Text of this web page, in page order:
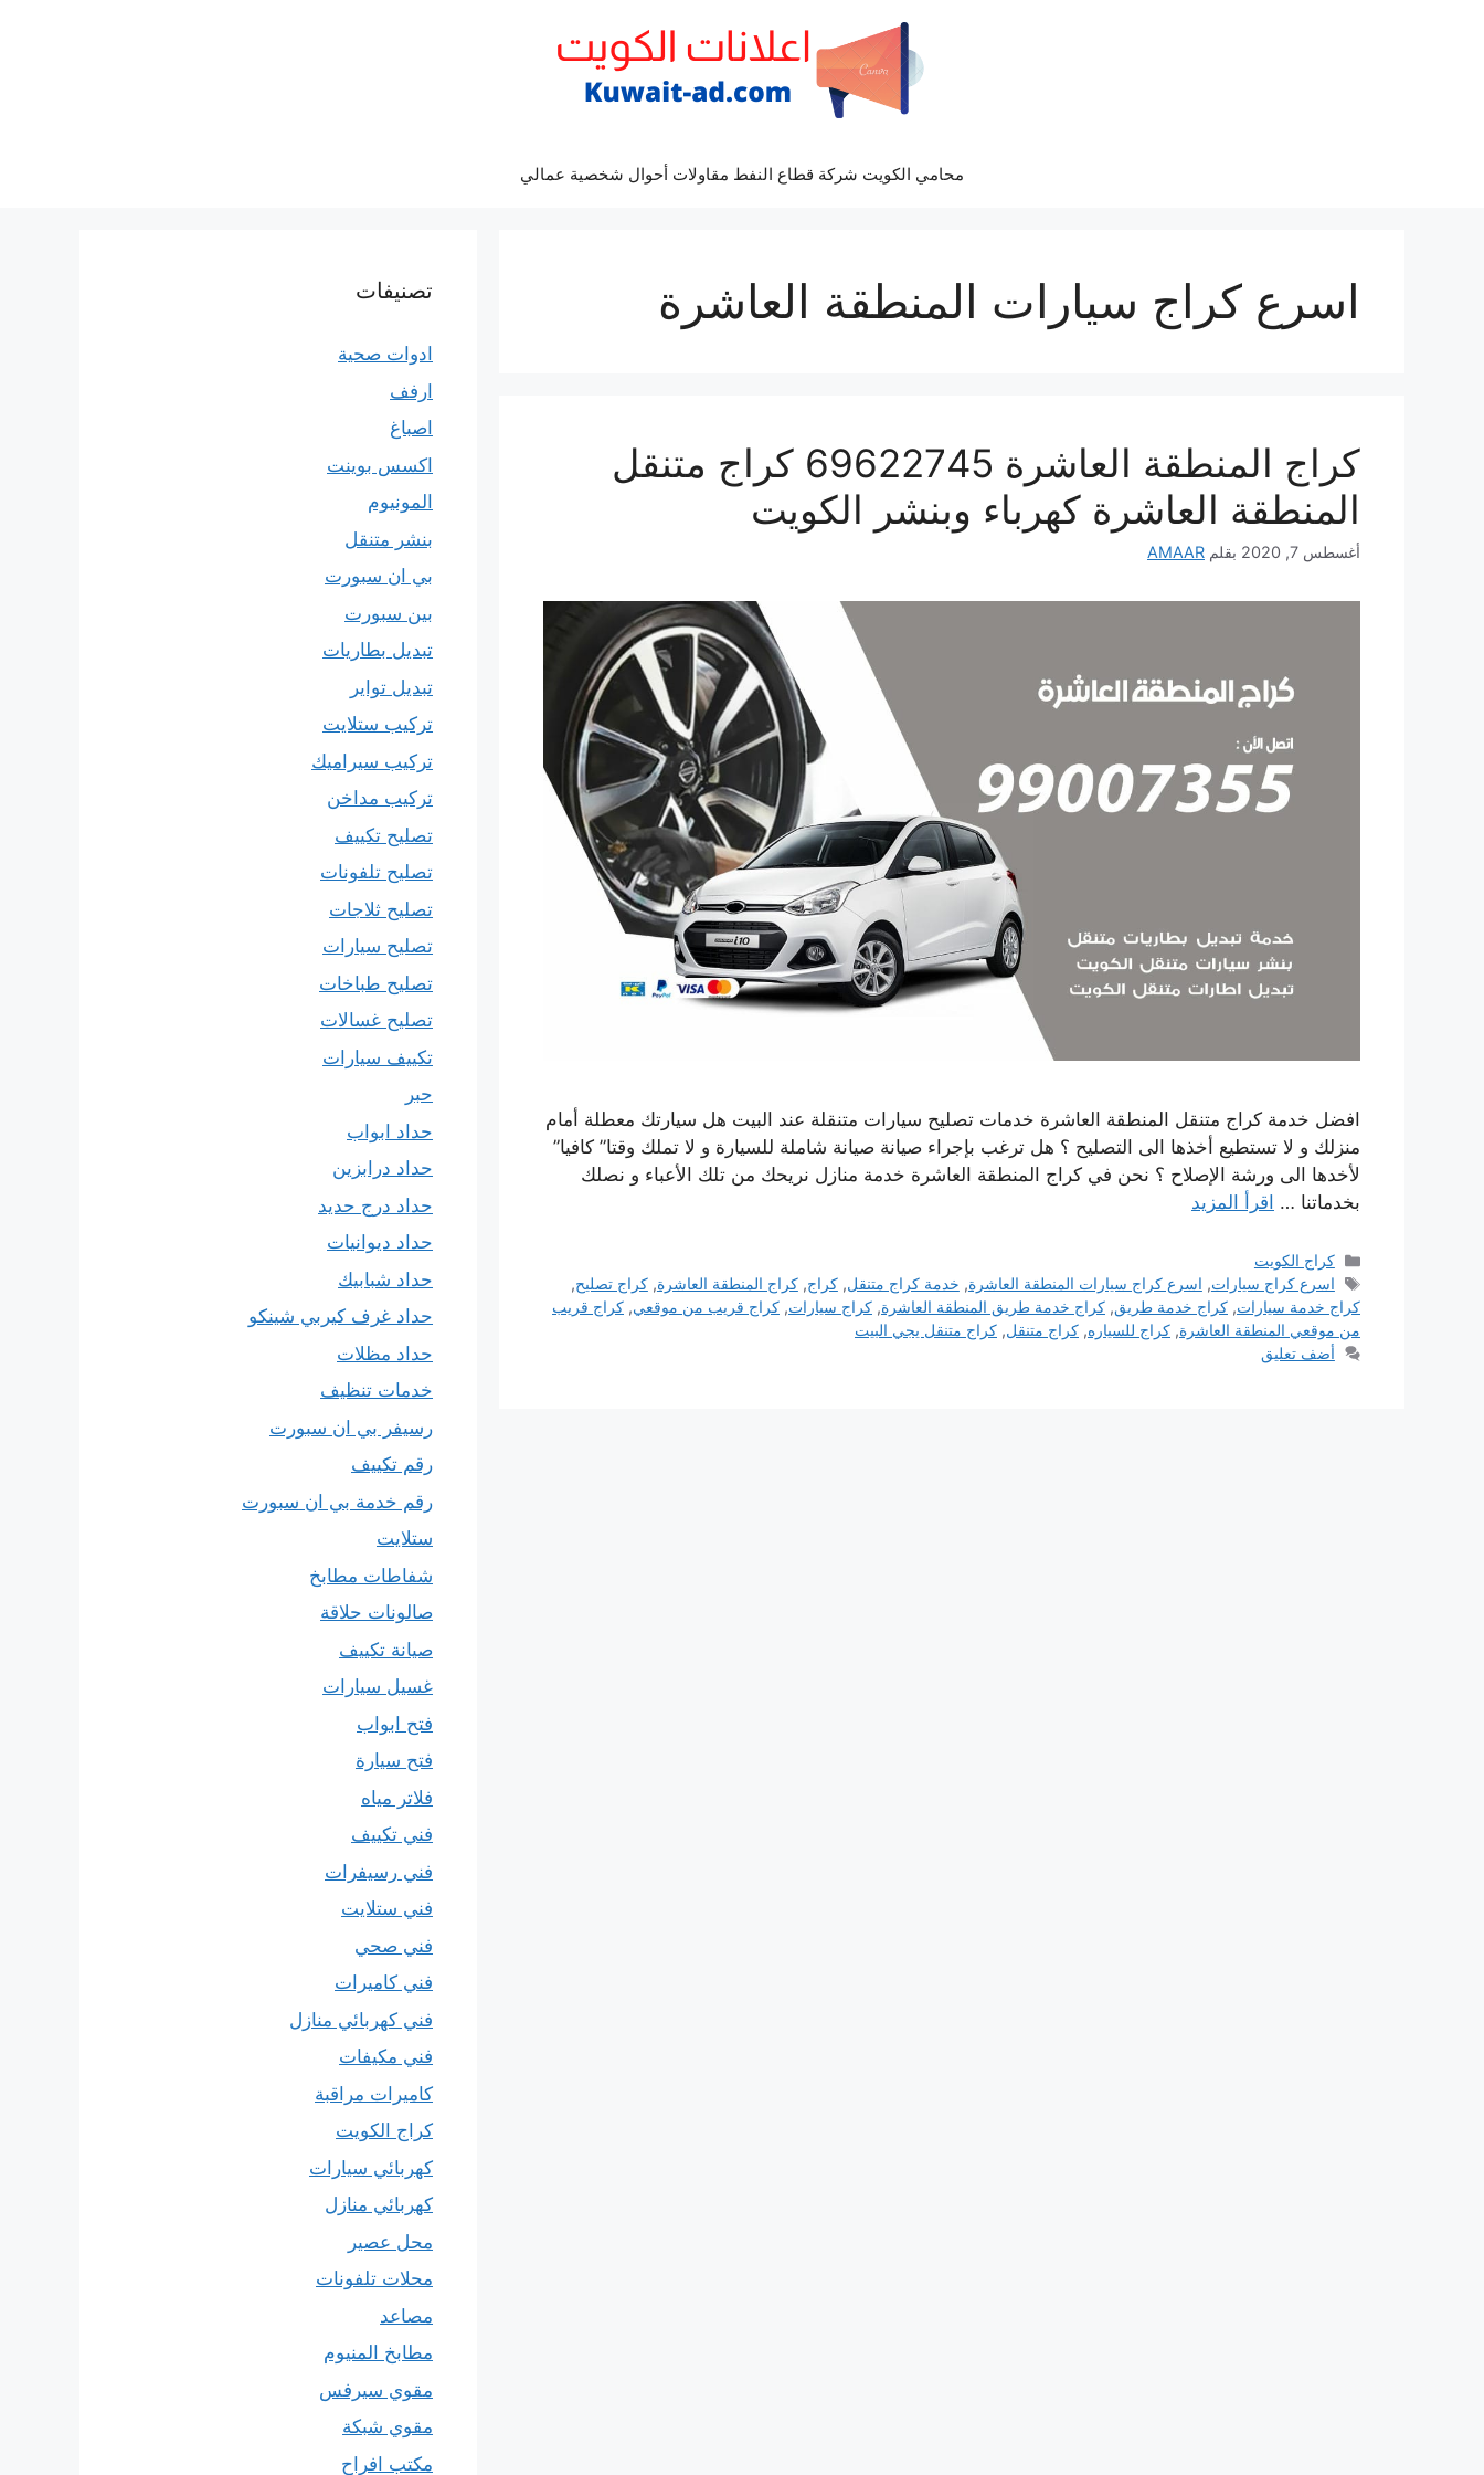
محامي الكويت شركة قطاع النفط مقاولات أحوال شخصية عمالي
اسرع كراج سيارات المنطقة العاشرة
كراج المنطقة العاشرة 69622745 كراج متنقل
المنطقة العاشرة كهرباء وبنشر الكويت
أغسطس 7, 2020 بقلم AMAAR
افضل خدمة كراج متنقل المنطقة العاشرة خدمات تصليح سيارات متنقلة عند البيت هل سيارتك معطلة أمام
منزلك و لا تستطيع أخذها الى التصليح ؟ هل ترغب بإجراء صيانة صيانة شاملة للسيارة و لا تملك وقتا” كافيا”
لأخدها الى ورشة الإصلاح ؟ نحن في كراج المنطقة العاشرة خدمة منازل نريحك من تلك الأعباء و نصلك
بخدماتنا … اقرأ المزيد
التصنيفات
كراج الكويت
الوسوم
اسرع كراج سيارات, اسرع كراج سيارات المنطقة العاشرة, خدمة كراج متنقل,كراج,كراج المنطقة العاشرة,كراج تصليح,
كراج خدمة سيارات, كراج خدمة طريق, كراج خدمة طريق المنطقة العاشرة, كراج سيارات, كراج قريب من موقعي, كراج قريب
من موقعي المنطقة العاشرة, كراج للسياره, كراج متنقل, كراج متنقل يجي البيت
أضف تعليق
تصنيفات
ادوات صحية
ارفف
اصباغ
اكسس بوينت
المونيوم
بنشر متنقل
بي ان سبورت
بين سبورت
تبديل بطاريات
تبديل تواير
تركيب ستلايت
تركيب سيراميك
تركيب مداخن
تصليح تكييف
تصليح تلفونات
تصليح ثلاجات
تصليح سيارات
تصليح طباخات
تصليح غسالات
تكييف سيارات
حبر
حداد ابواب
حداد درابزين
حداد درج حديد
حداد ديوانيات
حداد شبابيك
حداد غرف كيربي شينكو
حداد مظلات
خدمات تنظيف
رسيفر بي ان سبورت
رقم تكييف
رقم خدمة بي ان سبورت
ستلايت
شفاطات مطابخ
صالونات حلاقة
صيانة تكييف
غسيل سيارات
فتح ابواب
فتح سيارة
فلاتر مياه
فني تكييف
فني رسيفرات
فني ستلايت
فني صحي
فني كاميرات
فني كهربائي منازل
فني مكيفات
كاميرات مراقبة
كراج الكويت
كهربائي سيارات
كهربائي منازل
محل عصير
محلات تلفونات
مصاعد
مطابخ المنيوم
مقوي سيرفس
مقوي شبكة
مكتب افراح